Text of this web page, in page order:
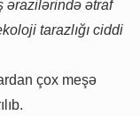
ərazilərində ətraf
tarazlığı ciddi
çox meşə